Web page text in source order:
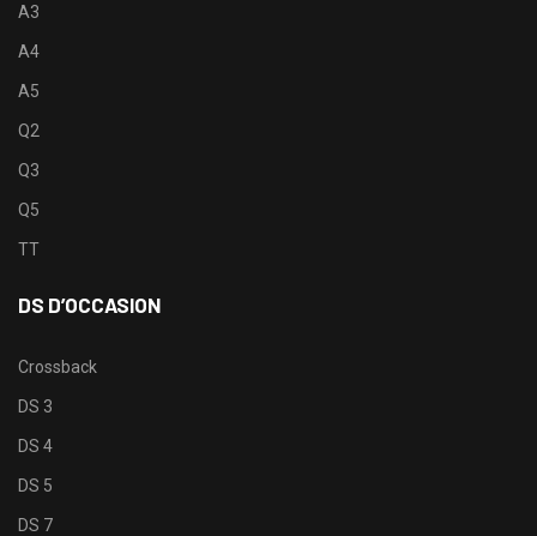
A3
A4
A5
Q2
Q3
Q5
TT
DS D’OCCASION
Crossback
DS 3
DS 4
DS 5
DS 7